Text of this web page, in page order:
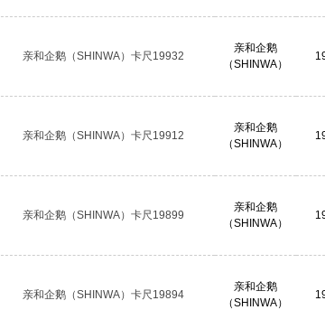
亲和企鹅（SHINWA）卡尺19932
亲和企鹅
（SHINWA）
亲和企鹅（SHINWA）卡尺19912
亲和企鹅
（SHINWA）
亲和企鹅（SHINWA）卡尺19899
亲和企鹅
（SHINWA）
亲和企鹅（SHINWA）卡尺19894
亲和企鹅
（SHINWA）